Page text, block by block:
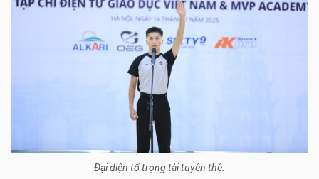
Đại diện tổ trọng tài tuyên thệ.